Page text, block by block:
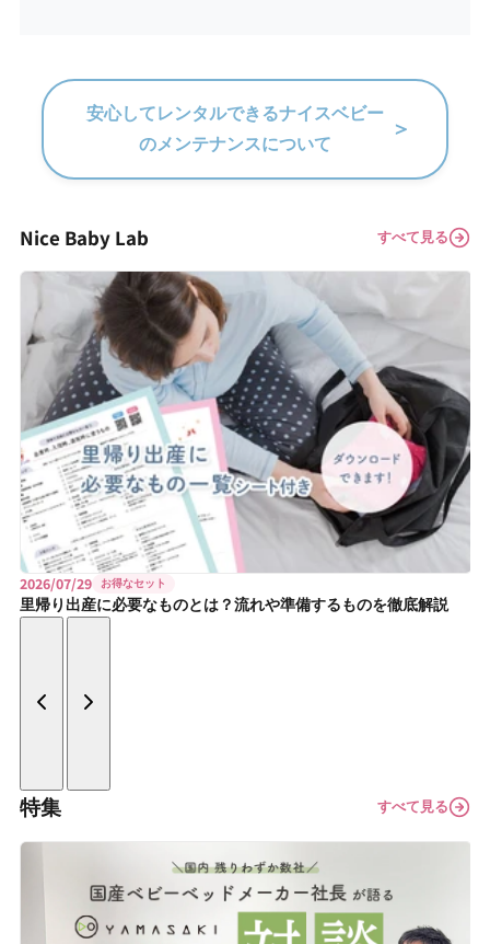
安心してレンタルできるナイスベビー
のメンテナンスについて
＞
Nice Baby Lab すべて見る
2026/07/29 お得なセット
里帰り出産に必要なものとは？流れや準備するものを徹底解説
特集 すべて見る